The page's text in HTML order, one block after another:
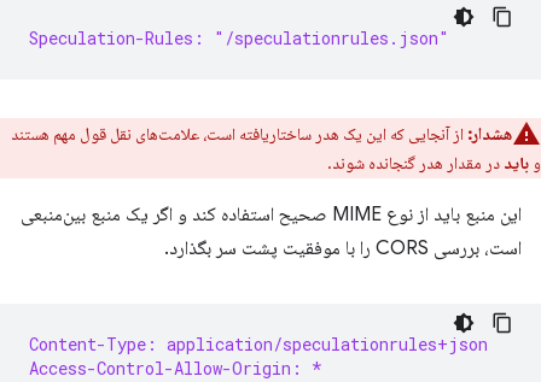
Speculation-Rules: "/speculationrules.json"
هشدار: از آنجایی که این یک هدر ساختاریافته است، علامت‌های نقل قول مهم هستند
و باید در مقدار هدر گنجانده شوند.
این منبع باید از نوع MIME صحیح استفاده کند و اگر یک منبع بین‌منبعی
است، بررسی CORS را با موفقیت پشت سر بگذارد.
Content-Type: application/speculationrules+json
Access-Control-Allow-Origin: *